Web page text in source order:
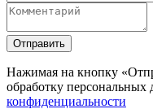
Отправить
Нажимая на кнопку
обработку персональных
конфиденциальности